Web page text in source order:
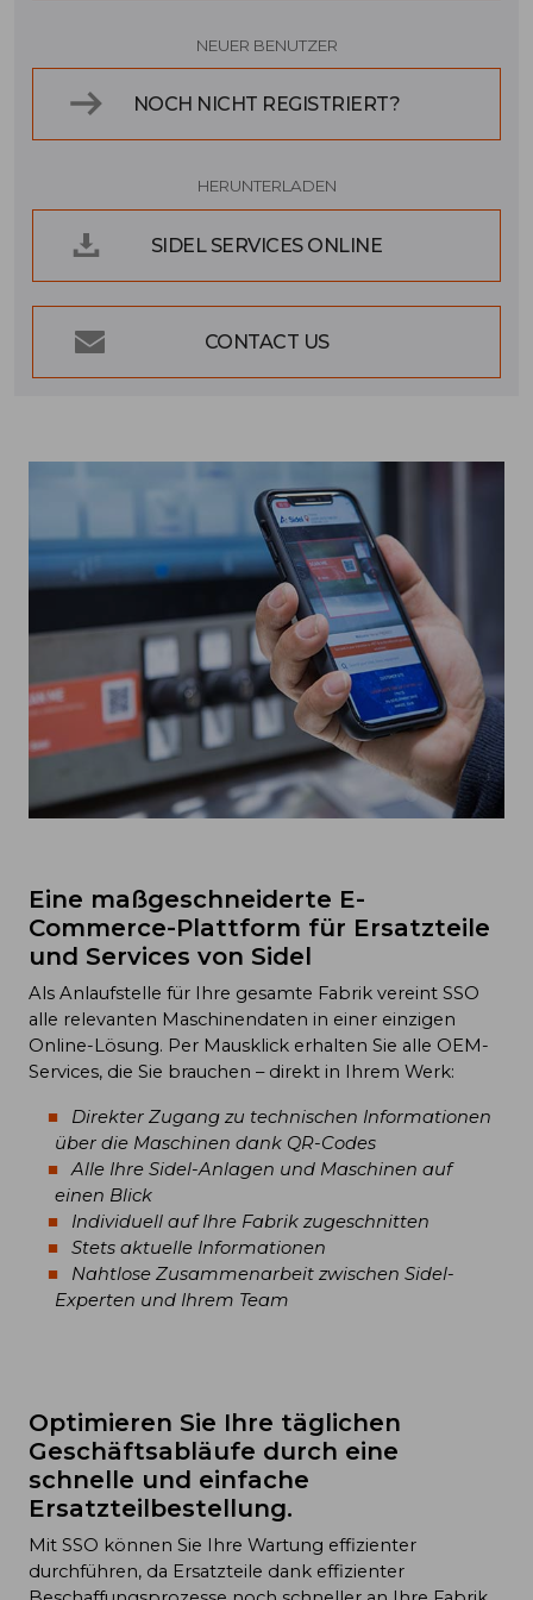
NEUER BENUTZER
NOCH NICHT REGISTRIERT?
HERUNTERLADEN
SIDEL SERVICES ONLINE
CONTACT US
Eine maßgeschneiderte E-
Commerce-Plattform für Ersatzteile
und Services von Sidel
Als Anlaufstelle für Ihre gesamte Fabrik vereint SSO
alle relevanten Maschinendaten in einer einzigen
Online-Lösung. Per Mausklick erhalten Sie alle OEM-
Services, die Sie brauchen – direkt in Ihrem Werk:
Direkter Zugang zu technischen Informationen
über die Maschinen dank QR-Codes
Alle Ihre Sidel-Anlagen und Maschinen auf
einen Blick
Individuell auf Ihre Fabrik zugeschnitten
Stets aktuelle Informationen
Nahtlose Zusammenarbeit zwischen Sidel-
Experten und Ihrem Team
Optimieren Sie Ihre täglichen
Geschäftsabläufe durch eine
schnelle und einfache
Ersatzteilbestellung.
Mit SSO können Sie Ihre Wartung effizienter
durchführen, da Ersatzteile dank effizienter